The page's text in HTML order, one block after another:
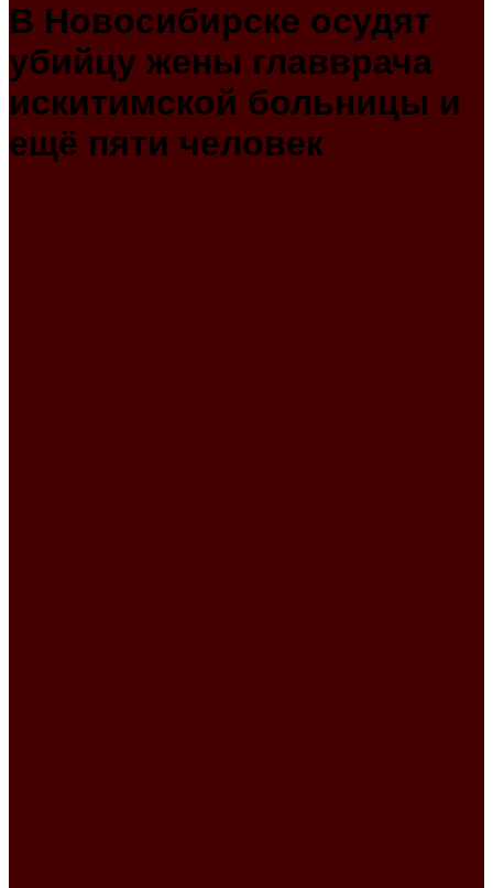
В Новосибирске осудят
убийцу жены главврача
искитимской больницы и
ещё пяти человек